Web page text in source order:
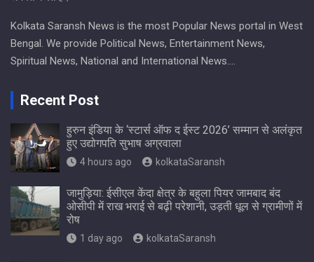
Kolkata Saransh News is the most Popular News portal in West
Bengal. We provide Political News, Entertainment News,
Spiritual News, National and International News….
Recent Post
हुरुन इंडिया के ‘स्टार्स ऑफ द ईस्ट 2026’ सम्मान से अलंकृत
हुए उद्योगपति सुभाष अग्रवाला
4 hours ago kolkataSaransh
जामुड़िया: ईसीएल केंदा क्षेत्र के बहुला पियर जामबाद बंद
ओसीपी में राख भराई से बढ़ी परेशानी, उड़ती धूल से ग्रामीणों में
रोष
1 day ago kolkataSaransh